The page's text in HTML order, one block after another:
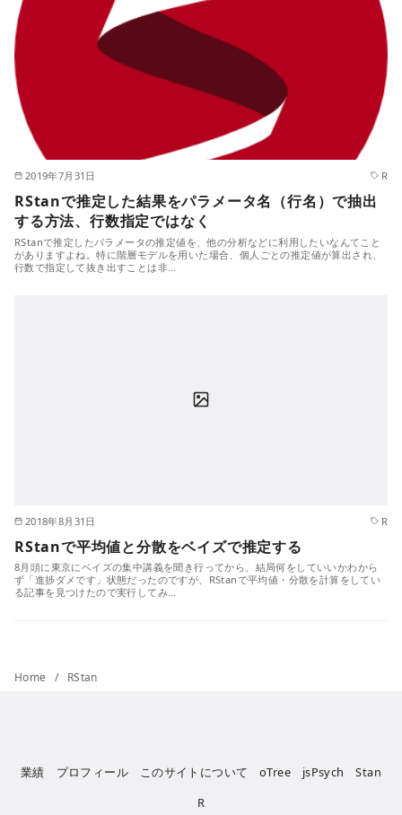
2019年7月31日 R
RStanで推定した結果をパラメータ名（行名）で抽出
する方法、行数指定ではなく
RStanで推定したパラメータの推定値を、他の分析などに利用したいなんてこと
がありますよね。特に階層モデルを用いた場合、個人ごとの推定値が算出され、
行数で指定して抜き出すことは非…
2018年8月31日 R
RStanで平均値と分散をベイズで推定する
8月頭に東京にベイズの集中講義を聞き行ってから、結局何をしていいかわから
ず「進捗ダメです」状態だったのですが、RStanで平均値・分散を計算をしてい
る記事を見つけたので実行してみ…
Home RStan
業績 プロフィール このサイトについて oTree jsPsych
Stan
R